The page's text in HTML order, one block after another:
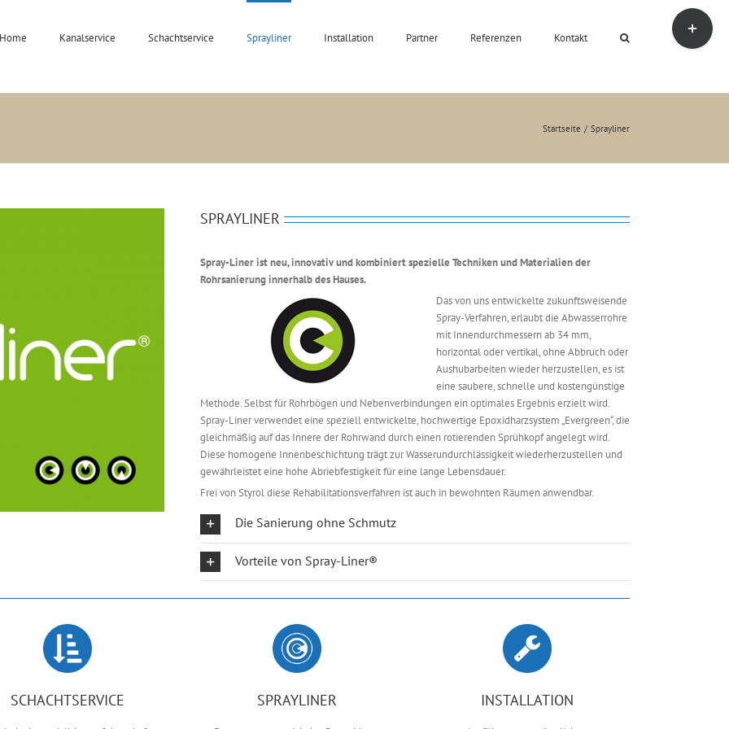
Home Kanalservice Schachtservice Sprayliner Installation Partner Referenzen Kontakt
Startseite Sprayliner
SPRAYLINER
Spray-Liner ist neu, innovativ und kombiniert spezielle Techniken und Materialien der
Rohrsanierung innerhalb des Hauses.
Das von uns entwickelte zukunftsweisende
Spray-Verfahren, erlaubt die Abwasserrohre
mit Innendurchmessern ab 34 mm,
horizontal oder vertikal, ohne Abbruch oder
Aushubarbeiten wieder herzustellen, es ist
eine saubere, schnelle und kostengünstige
Methode. Selbst für Rohrbögen und Nebenverbindungen ein optimales Ergebnis erzielt wird.
Spray-Liner verwendet eine speziell entwickelte, hochwertige Epoxidharzsystem „Evergreen“, die
gleichmäßig auf das Innere der Rohrwand durch einen rotierenden Sprühkopf angelegt wird.
Diese homogene Innenbeschichtung trägt zur Wasserundurchlässigkeit wiederherzustellen und
gewährleistet eine hohe Abriebfestigkeit für eine lange Lebensdauer.
Frei von Styrol diese Rehabilitationsverfahren ist auch in bewohnten Räumen anwendbar.
Die Sanierung ohne Schmutz
Vorteile von Spray-Liner®
SCHACHTSERVICE SPRAYLINER INSTALLATION
Toggle
Sliding
Bar